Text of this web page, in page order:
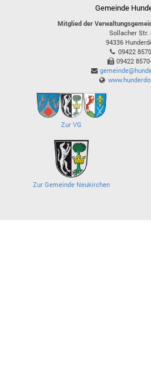
Gemeinde
Mitglied der
Sollacher Str.
94336
09422
09422
Zur VG
Zur Gemeinde Neukirchen